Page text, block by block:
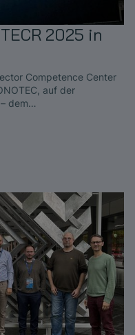
2025 in
Competence Center
auf der
dem…